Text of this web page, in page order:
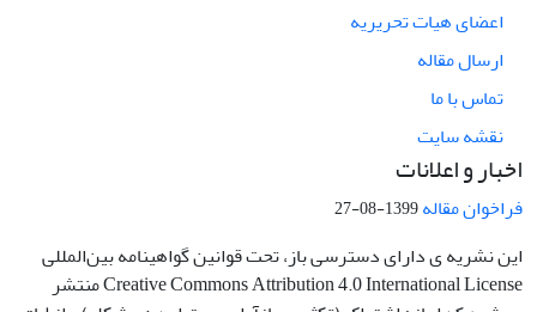
اعضای هیات تحریریه
ارسال مقاله
تماس با ما
نقشه سایت
اخبار و اعلانات
فراخوان مقاله1399-08-27
این نشریه ی دارای دسترسی باز، تحت قوانین گواهینامه بین‌المللی
Creative Commons Attribution 4.0 International License منتشر